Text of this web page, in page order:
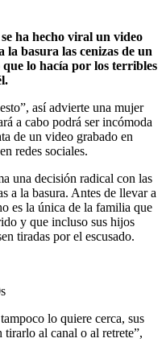
ha hecho viral un video
basura las cenizas de un
lo hacía por los terribles
así advierte una mujer
a cabo podrá ser incómoda
de un video grabado en
redes sociales.
una decisión radical con las
a la basura. Antes de llevar a
es la única de la familia que
y que incluso sus hijos
tiradas por el escusado.
lo quiere cerca, sus
al canal o al retrete”,